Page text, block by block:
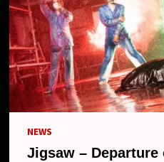
NEWS
Jigsaw –